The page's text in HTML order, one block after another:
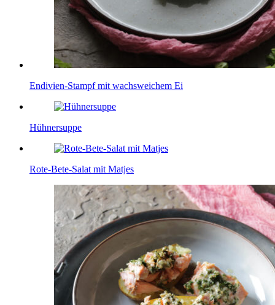
Endivien-Stampf mit wachsweichem Ei
Hühnersuppe
Rote-Bete-Salat mit Matjes